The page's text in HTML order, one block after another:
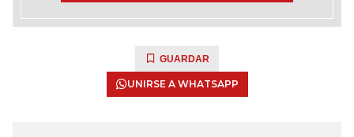
GUARDAR
UNIRSE A WHATSAPP